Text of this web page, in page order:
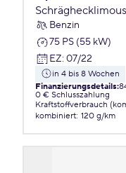
Benzin
75 PS (55 kW)
EZ: 07/22
in 4 bis 8 Wochen
Finanzierungsdetails:
0 € Schlusszahlung
Kraftstoffverbrauch
kombiniert: 120 g/km